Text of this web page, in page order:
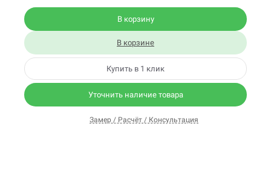
В корзину
В корзине
Купить в 1 клик
Уточнить наличие товара
Замер / Расчёт / Консультация